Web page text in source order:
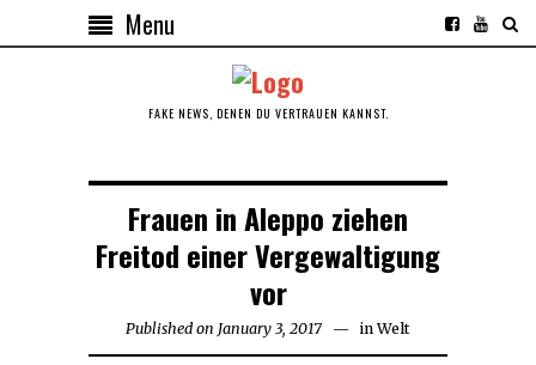
Menu
FAKE NEWS, DENEN DU VERTRAUEN KANNST.
Frauen in Aleppo ziehen
Freitod einer Vergewaltigung
vor
Published on January 3, 2017 January
in Welt